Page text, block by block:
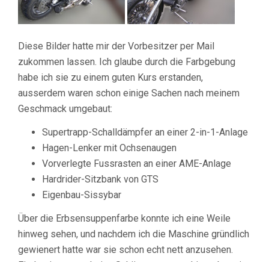
Diese Bilder hatte mir der Vorbesitzer per Mail
zukommen lassen. Ich glaube durch die Farbgebung
habe ich sie zu einem guten Kurs erstanden,
ausserdem waren schon einige Sachen nach meinem
Geschmack umgebaut:
Supertrapp-Schalldämpfer an einer 2-in-1-Anlage
Hagen-Lenker mit Ochsenaugen
Vorverlegte Fussrasten an einer AME-Anlage
Hardrider-Sitzbank von GTS
Eigenbau-Sissybar
Über die Erbsensuppenfarbe konnte ich eine Weile
hinweg sehen, und nachdem ich die Maschine gründlich
gewienert hatte war sie schon echt nett anzusehen.